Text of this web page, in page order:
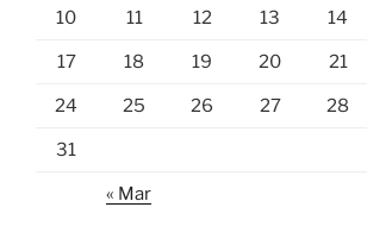
10 11 12 13 14
17 18 19 20 21
24 25 26 27 28
31
« Mar